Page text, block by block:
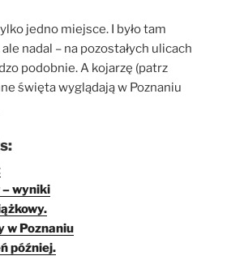
jedno miejsce. I było tam
nadal – na pozostałych ulicach
podobnie. A kojarzę (patrz
święta wyglądają w Poznaniu
– wyniki
w Poznaniu
później.